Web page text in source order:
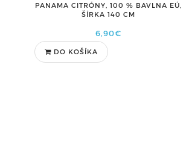
PANAMA CITRÓNY, 100 % BAVLNA EÚ,
ŠÍRKA 140 CM
6,90€
DO KOŠÍKA